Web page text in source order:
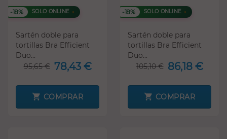
-18% SOLO ONLINE
Sartén doble para
tortillas Bra Efficient
Duo...
95,65 € 78,43 €
COMPRAR
-18% SOLO ONLINE
Sartén doble para
tortillas Bra Efficient
Duo...
105,10 € 86,18 €
COMPRAR